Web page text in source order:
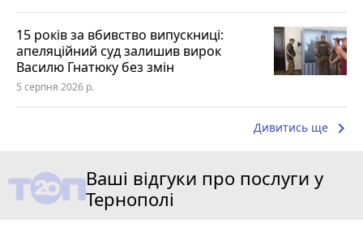
15 років за вбивство випускниці:
апеляційний суд залишив вирок
Василю Гнатюку без змін
5 серпня 2026 р.
Дивитись ще keyboard_arrow_right
Ваші відгуки про послуги у
Тернополі